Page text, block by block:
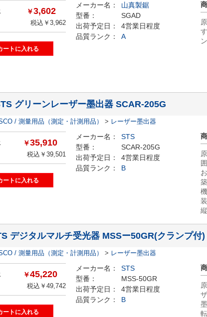
￥3,602
税込￥3,962
メーカー名：
山真製鋸
型番：
SGAD
出荷予定日：
4営業日程度
品質ランク：
A
グリーンレーザー墨出器 SCAR-205G
/ 測量用品（測定・計測用品） > レーザー墨出器
￥35,910
税込￥39,501
メーカー名：
STS
型番：
SCAR-205G
出荷予定日：
4営業日程度
品質ランク：
B
デジタルマルチ受光器 MSSー50GR(クランプ付)
/ 測量用品（測定・計測用品） > レーザー墨出器
￥45,220
税込￥49,742
メーカー名：
STS
型番：
MSS-50GR
出荷予定日：
4営業日程度
品質ランク：
B